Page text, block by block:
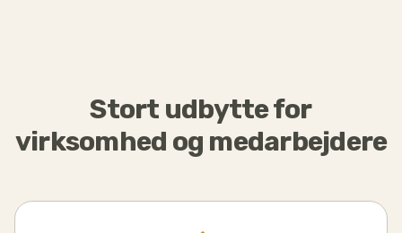
Stort udbytte for
virksomhed og medarbejdere